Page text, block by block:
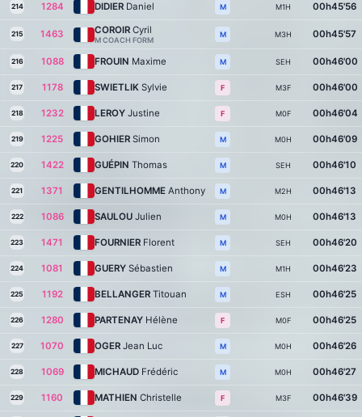
214 1284 DIDIER Daniel M M1H 00h45'56
215 1463 COROIR Cyril
M COACH FORM
M M3H 00h45'57
216 1088 FROUIN Maxime M SEH 00h46'00
217 1178 SWIETLIK Sylvie F M3F 00h46'00
218 1232 LEROY Justine F M0F 00h46'04
219 1225 GOHIER Simon M M0H 00h46'09
220 1422 GUÉPIN Thomas M SEH 00h46'10
221 1371 GENTILHOMME Anthony M M2H 00h46'13
222 1086 SAULOU Julien M M0H 00h46'13
223 1471 FOURNIER Florent M SEH 00h46'20
224 1081 GUERY Sébastien M M1H 00h46'23
225 1192 BELLANGER Titouan M ESH 00h46'25
226 1280 PARTENAY Hélène F M0F 00h46'25
227 1070 OGER Jean Luc M M0H 00h46'26
228 1069 MICHAUD Frédéric M M0H 00h46'27
229 1160 MATHIEN Christelle F M3F 00h46'39